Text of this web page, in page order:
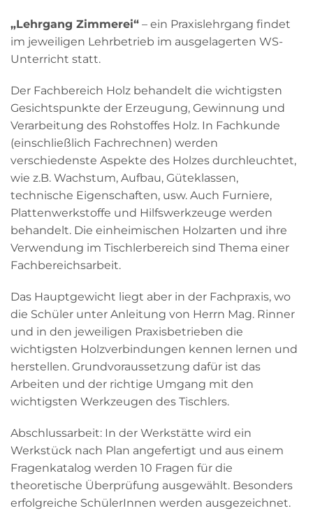
„Lehrgang Zimmerei“ – ein Praxislehrgang findet
im jeweiligen Lehrbetrieb im ausgelagerten WS-
Unterricht statt.
Der Fachbereich Holz behandelt die wichtigsten
Gesichtspunkte der Erzeugung, Gewinnung und
Verarbeitung des Rohstoffes Holz. In Fachkunde
(einschließlich Fachrechnen) werden
verschiedenste Aspekte des Holzes durchleuchtet,
wie z.B. Wachstum, Aufbau, Güteklassen,
technische Eigenschaften, usw. Auch Furniere,
Plattenwerkstoffe und Hilfswerkzeuge werden
behandelt. Die einheimischen Holzarten und ihre
Verwendung im Tischlerbereich sind Thema einer
Fachbereichsarbeit.
Das Hauptgewicht liegt aber in der Fachpraxis, wo
die Schüler unter Anleitung von Herrn Mag. Rinner
und in den jeweiligen Praxisbetrieben die
wichtigsten Holzverbindungen kennen lernen und
herstellen. Grundvoraussetzung dafür ist das
Arbeiten und der richtige Umgang mit den
wichtigsten Werkzeugen des Tischlers.
Abschlussarbeit: In der Werkstätte wird ein
Werkstück nach Plan angefertigt und aus einem
Fragenkatalog werden 10 Fragen für die
theoretische Überprüfung ausgewählt. Besonders
erfolgreiche SchülerInnen werden ausgezeichnet.